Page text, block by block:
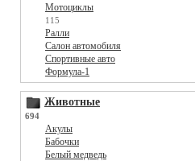
Мотоциклы
115
Ралли
Салон автомобиля
Спортивные авто
Формула-1
Животные
694
Акулы
Бабочки
Белый медведь